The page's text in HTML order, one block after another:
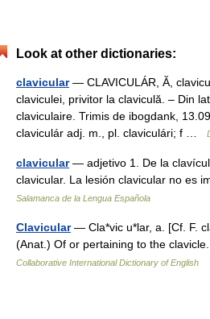
Look at other dictionaries:
clavicular— CLAVICULÁR, Ă,
claviculei, privitor la claviculă. – Din
claviculaire. Trimis de ibogdank,
claviculár adj. m., pl. claviculári; f …
clavicular— adjetivo 1. De la
clavicular. La lesión clavicular no es
Salamanca de la Lengua Española
Clavicular— Cla*vic u*lar, a. [Cf. F.
(Anat.) Of or pertaining to the
Collaborative International Dictionary of English